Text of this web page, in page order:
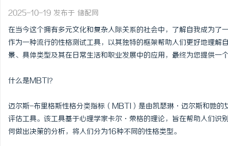
2025-10-19 发布于 储配网
在当今这个拥有多元文化和复杂人际关系的社会中，了解自我成为
作为一种流行的性格测试工具，以其独特的框架帮助人们更好地理解
景、具体类型及其在日常生活和职业发展中的应用，最终为您提供
什么是MBTI？
迈尔斯-布里格斯性格分类指标（MBTI）是由凯瑟琳·迈尔斯和她
评估工具。该工具基于心理学家卡尔·荣格的理论，旨在帮助人们识
何做出决策的分析，将人们分为16种不同的性格类型。